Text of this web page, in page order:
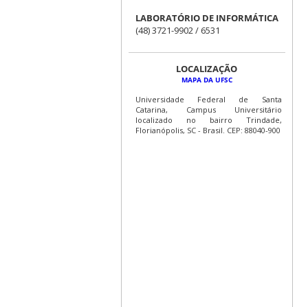
LABORATÓRIO DE INFORMÁTICA
(48) 3721-9902 / 6531
LOCALIZAÇÃO
MAPA DA UFSC
Universidade Federal de Santa
Catarina, Campus Universitário
localizado no bairro Trindade,
Florianópolis, SC - Brasil. CEP: 88040-900